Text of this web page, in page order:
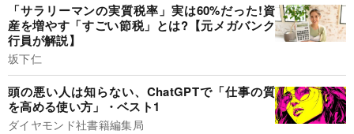
「サラリーマンの実質税率」実は60%だった!資
産を増やす「すごい節税」とは?【元メガバンク
行員が解説】
坂下仁
頭の悪い人は知らない、ChatGPTで「仕事の質
を高める使い方」・ベスト1
ダイヤモンド社書籍編集局